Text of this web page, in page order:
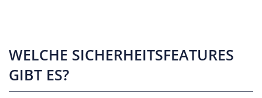
WELCHE SICHERHEITSFEATURES
GIBT ES?